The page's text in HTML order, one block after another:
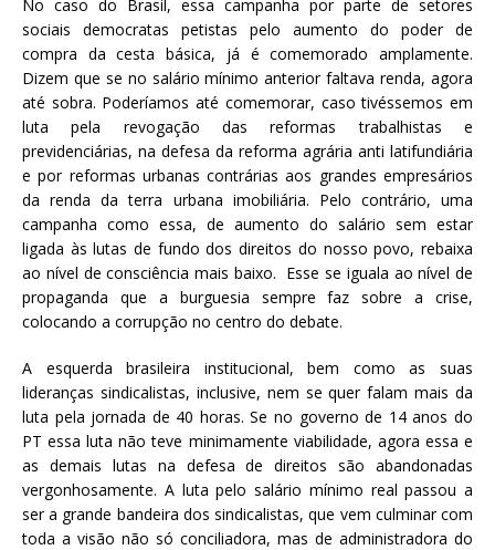
No caso do Brasil, essa campanha por parte de setores
sociais democratas petistas pelo aumento do poder de
compra da cesta básica, já é comemorado amplamente.
Dizem que se no salário mínimo anterior faltava renda, agora
até sobra. Poderíamos até comemorar, caso tivéssemos em
luta pela revogação das reformas trabalhistas e
previdenciárias, na defesa da reforma agrária anti latifundiária
e por reformas urbanas contrárias aos grandes empresários
da renda da terra urbana imobiliária. Pelo contrário, uma
campanha como essa, de aumento do salário sem estar
ligada às lutas de fundo dos direitos do nosso povo, rebaixa
ao nível de consciência mais baixo. Esse se iguala ao nível de
propaganda que a burguesia sempre faz sobre a crise,
colocando a corrupção no centro do debate.
A esquerda brasileira institucional, bem como as suas
lideranças sindicalistas, inclusive, nem se quer falam mais da
luta pela jornada de 40 horas. Se no governo de 14 anos do
PT essa luta não teve minimamente viabilidade, agora essa e
as demais lutas na defesa de direitos são abandonadas
vergonhosamente. A luta pelo salário mínimo real passou a
ser a grande bandeira dos sindicalistas, que vem culminar com
toda a visão não só conciliadora, mas de administradora do